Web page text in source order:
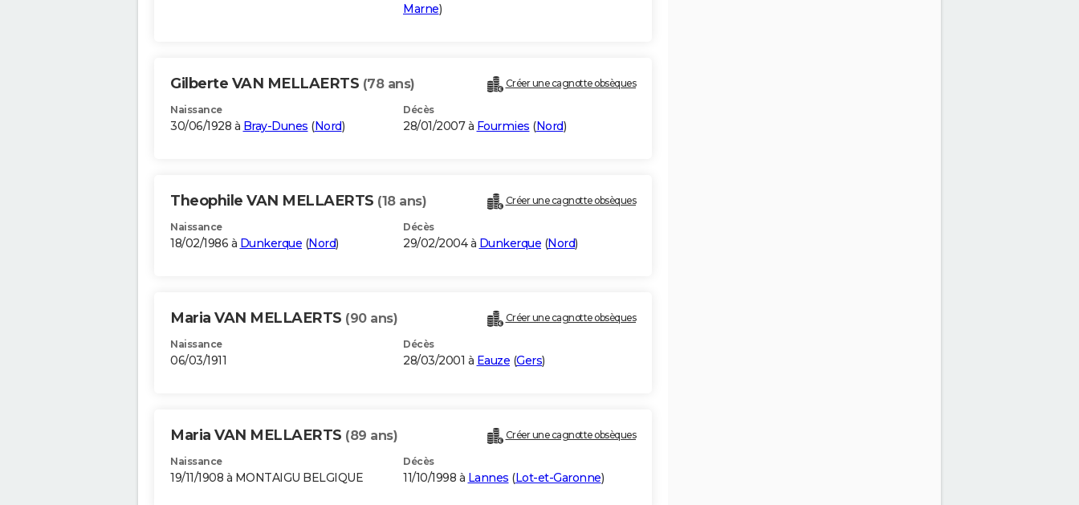
Marne)
Gilberte VAN MELLAERTS (78 ans) Créer une cagnotte obsèques
Naissance
30/06/1928 à Bray-Dunes (Nord)
Décès
28/01/2007 à Fourmies (Nord)
Theophile VAN MELLAERTS (18 ans) Créer une cagnotte obsèques
Naissance
18/02/1986 à Dunkerque (Nord)
Décès
29/02/2004 à Dunkerque (Nord)
Maria VAN MELLAERTS (90 ans) Créer une cagnotte obsèques
Naissance
06/03/1911
Décès
28/03/2001 à Eauze (Gers)
Maria VAN MELLAERTS (89 ans) Créer une cagnotte obsèques
Naissance
19/11/1908 à MONTAIGU BELGIQUE
Décès
11/10/1998 à Lannes (Lot-et-Garonne)